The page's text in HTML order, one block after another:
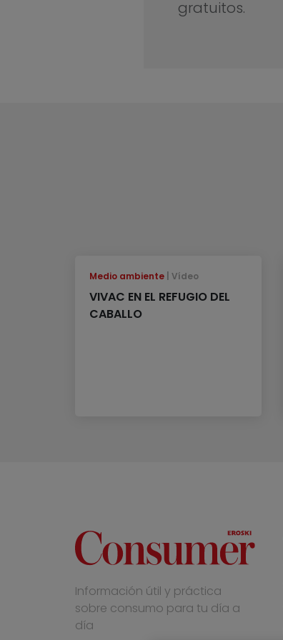
gratuitos.
Medio ambiente Vídeo
VIVAC EN EL REFUGIO DEL
CABALLO
Información útil y práctica
sobre consumo para tu día a
día